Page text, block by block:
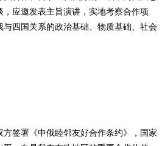
应邀发表主旨演讲，实地考察合作项
四国关系的政治基础、物质基础、社会
签署《中俄睦邻友好合作条约》，国家